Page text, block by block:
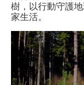
樹，以行動守護
家生活。